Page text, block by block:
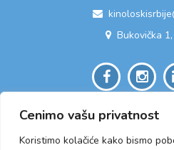
Cenimo vašu privatnost
Koristimo kolačiće kako bismo
Bukovička